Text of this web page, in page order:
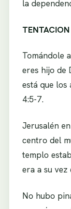
la
Tomándole
eres hijo de
está que los
4:5-7.
Jerusalén
centro del
templo
era a su
No hubo